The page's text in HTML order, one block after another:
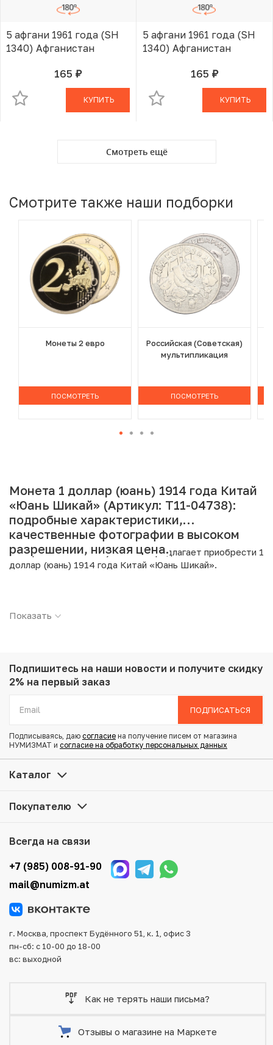
5 афгани 1961 года (SH
1340) Афганистан
165 руб.В КОРЗИНЕ
КУПИТЬ
5 афгани 1961 года (SH
1340) Афганистан
165 руб.В КОРЗИНЕ
КУПИТЬ
Смотреть ещё
Смотрите также наши подборки
Монеты 2 евро
ПОСМОТРЕТЬ
Российская (Советская)
мультипликация
ПОСМОТРЕТЬ
Монета 1 доллар (юань) 1914 года Китай
«Юань Шикай» (Артикул: T11-04738):
подробные характеристики,
качественные фотографии в высоком
разрешении, низкая цена.
Интернет магазин «Нумизмат» предлагает приобрести 1
доллар (юань) 1914 года Китай «Юань Шикай».
Страна: Китай
Проба: 900
Вес: 26.82 г
Состояние: XF
Купить 1 доллар (юань) 1914 года Китай «Юань Шикай»
по привлекательной цене можно в нашем интернет-
наличии на нашем складе.
того, возможен самовывоз товара из офиса магазина.
Для вашего удобства представлены несколько способов
оплаты и доставки заказа. Все отправления надежно и
тщательно упаковываются, что исключает возможность
Показать
Подпишитесь на наши новости и получите скидку
2% на первый заказ
ПОДПИСАТЬСЯ
Подписываясь, даю согласие на получение писем от магазина
НУМИЗМАТ и согласие на обработку персональных данных
Каталог
Покупателю
Всегда на связи
+7 (985) 008-91-90
mail@numizm.at
г. Москва, проспект Будённого 51, к. 1, офис 3
пн-сб: с 10-00 до 18-00
вс: выходной
Как не терять наши письма?
Отзывы о магазине на Маркете